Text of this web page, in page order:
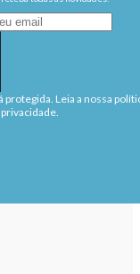
protegida. Leia a nossa
privacidade.